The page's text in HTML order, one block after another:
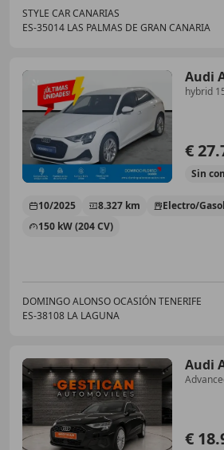
STYLE CAR CANARIAS
ES-35014 LAS PALMAS DE GRAN CANARIA
Audi
hybrid
€
Sin
10/2025 8.327 km
Electro/
150 kW (204 CV)
DOMINGO ALONSO OCASIÓN TENERIFE
ES-38108 LA LAGUNA
Audi
€